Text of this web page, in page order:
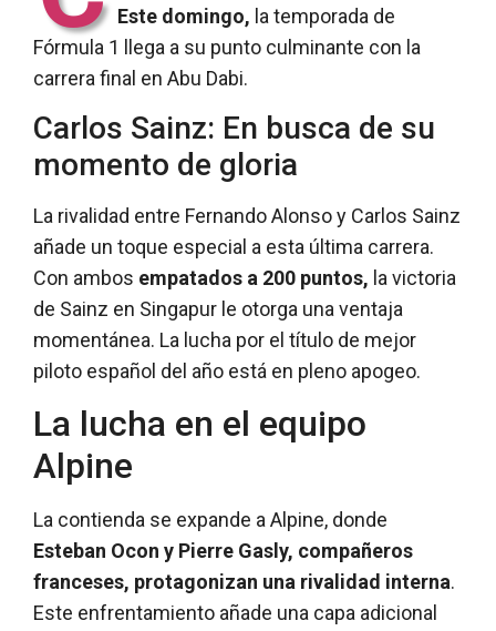
Este domingo, la temporada de
Fórmula 1 llega a su punto culminante con la
carrera final en Abu Dabi.
Carlos Sainz: En busca de su
momento de gloria
La rivalidad entre Fernando Alonso y Carlos Sainz
añade un toque especial a esta última carrera.
Con ambos empatados a 200 puntos, la victoria
de Sainz en Singapur le otorga una ventaja
momentánea. La lucha por el título de mejor
piloto español del año está en pleno apogeo.
La lucha en el equipo
Alpine
La contienda se expande a Alpine, donde
Esteban Ocon y Pierre Gasly, compañeros
franceses, protagonizan una rivalidad interna.
Este enfrentamiento añade una capa adicional